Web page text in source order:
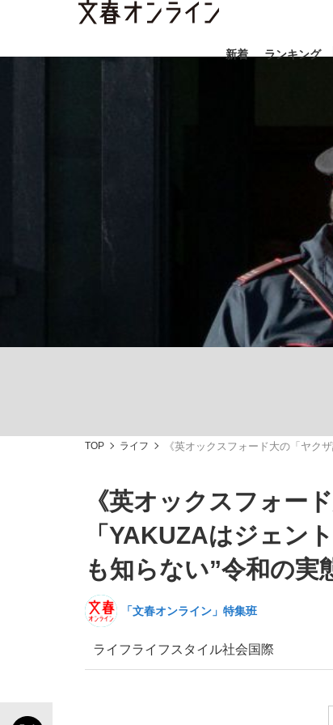
新着 ランキング
「90%は失敗する。でも…」本田圭
「敗因分析は一切聞かれなかった」
「目標達成できなかったからと言っ
キングの誕生を、目撃せよ。
おすす
#玉木雄
TOP ライフ 《英オックスフォード大の「ヤク
《英オックスフォー
「YAKUZAはジェン
も知らない”令和の実
「文春オンライン」特集班
ライフライフスタイル社会国際